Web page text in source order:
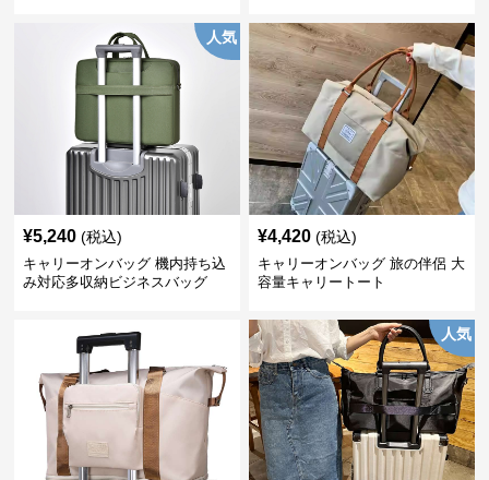
人気
¥5,240 (税込)
キャリーオンバッグ 機内持ち込
み対応多収納ビジネスバッグ
¥4,420 (税込)
キャリーオンバッグ 旅の伴侶 大
容量キャリートート
人気